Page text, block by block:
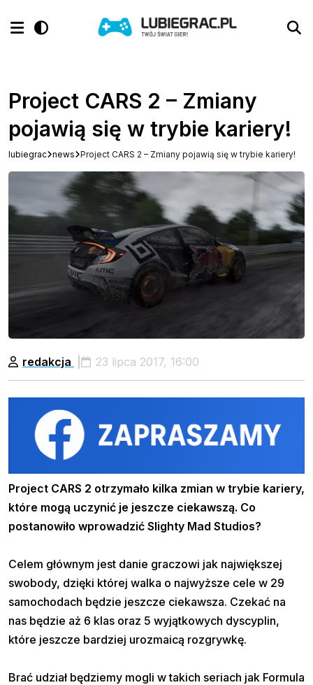
Project CARS 2 – Zmiany
pojawią się w trybie kariery!
lubiegrac news Project CARS 2 – Zmiany pojawią się w trybie kariery!
redakcja 23 lipca 2017, 16:00
Project CARS 2 otrzymało kilka zmian w trybie kariery,
które mogą uczynić je jeszcze ciekawszą. Co
postanowiło wprowadzić Slighty Mad Studios?
Celem głównym jest danie graczowi jak największej
swobody, dzięki której walka o najwyższe cele w 29
samochodach będzie jeszcze ciekawsza. Czekać na
nas będzie aż 6 klas oraz 5 wyjątkowych dyscyplin,
które jeszcze bardziej urozmaicą rozgrywkę.
Brać udział będziemy mogli w takich seriach jak Formula